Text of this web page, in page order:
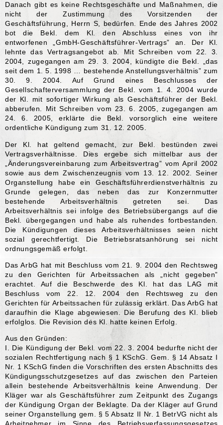
Danach gibt es keine Rechtsgeschäfte und Maßnahmen, die
nicht der Zustimmung des Vorsitzenden der
Geschäftsführung, Herrn S, bedürfen. Ende des Jahres 2002
bot die Bekl. dem Kl. den Abschluss eines von ihr
entworfenen „GmbH-Geschäftsführer-Vertrags” an. Der Kl.
lehnte das Vertragsangebot ab. Mit Schreiben vom 22. 3.
2004, zugegangen am 29. 3. 2004, kündigte die Bekl. „das
seit dem 1. 5. 1998 … bestehende Anstellungsverhältnis” zum
30. 9. 2004. Auf Grund eines Beschlusses der
Gesellschafterversammlung der Bekl. vom 1. 4. 2004 wurde
der Kl. mit sofortiger Wirkung als Geschäftsführer der Bekl.
abberufen. Mit Schreiben vom 23. 6. 2005, zugegangen am
24. 6. 2005, erklärte die Bekl. vorsorglich eine weitere
ordentliche Kündigung zum 31. 12. 2005.
Der Kl. hat geltend gemacht, zur Bekl. bestünden zwei
Vertragsverhältnisse. Dies ergebe sich mittelbar aus der
„Änderungsvereinbarung zum Arbeitsvertrag” vom April 2002
sowie aus dem Zwischenzeugnis vom 13. 12. 2002. Seiner
Organstellung habe ein Geschäftsführerdienstverhältnis zu
Grunde gelegen, das neben das zur Konzernmutter
bestehende Arbeitsverhältnis getreten sei. Das
Arbeitsverhältnis sei infolge des Betriebsübergangs auf die
Bekl. übergegangen und habe als ruhendes fortbestanden.
Die Kündigungen dieses Arbeitsverhältnisses seien nicht
sozial gerechtfertigt. Die Betriebsratsanhörung sei nicht
ordnungsgemäß erfolgt.
Das ArbG hat mit Beschluss vom 21. 9. 2004 den Rechtsweg
zu den Gerichten für Arbeitssachen als „nicht gegeben”
erachtet. Auf die Beschwerde des Kl. hat das LAG mit
Beschluss vom 22. 12. 2004 den Rechtsweg zu den
Gerichten für Arbeitssachen für zulässig erklärt. Das ArbG hat
daraufhin die Klage abgewiesen. Die Berufung des Kl. blieb
erfolglos. Die Revision des Kl. hatte keinen Erfolg.
Aus den Gründen:
I. Die Kündigung der Bekl. vom 22. 3. 2004 bedurfte nicht der
sozialen Rechtfertigung nach § 1 KSchG. Gem. § 14 Absatz I
Nr. 1 KSchG finden die Vorschriften des ersten Abschnitts des
Kündigungsschutzgesetzes auf das zwischen den Parteien
allein bestehende Arbeitsverhältnis keine Anwendung. Der
Kläger war als Geschäftsführer zum Zeitpunkt des Zugangs
der Kündigung Organ der Beklagte. Da der Kläger auf Grund
seiner Organstellung gem. § 5 Absatz II Nr. 1 BetrVG nicht als